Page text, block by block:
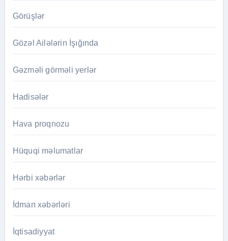
Görüşlər
Gözəl Ailələrin İşığında
Gəzməli görməli yerlər
Hadisələr
Hava proqnozu
Hüquqi məlumatlar
Hərbi xəbərlər
İdman xəbərləri
İqtisadiyyat